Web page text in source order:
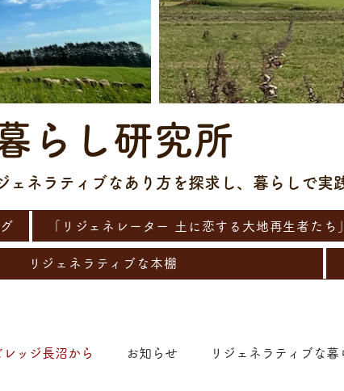
らし研究所
ェネラティブなあり方を探求し、暮らしで実
「リジェネレーター 土に恋する大地再生者たち」
リジェネラティブな本棚
レッジ長沼から お知らせ リジェネラティブな暮